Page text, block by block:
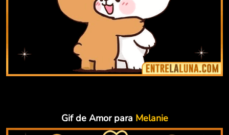
Gif de Amor para Melanie